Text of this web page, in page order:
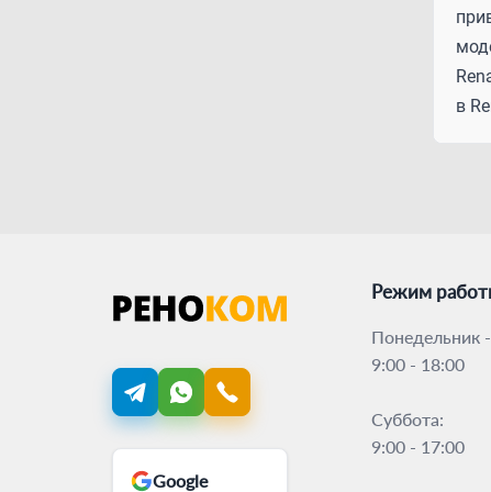
в
Google
Режим
Понедельник
9:00 - 18:00
Суббота:
9:00 - 17:00